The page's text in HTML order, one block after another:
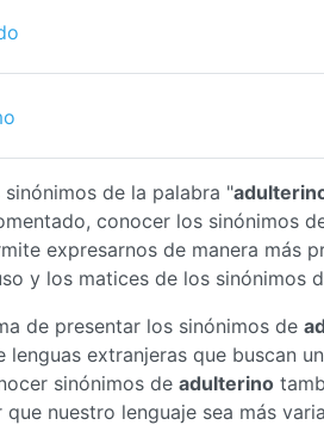
de la palabra "
conocer los sinónimos
expresarnos de manera más
y los matices de los sinónimos
de presentar los sinónimos de
lenguas extranjeras que buscan
sinónimos de adulterino
que nuestro lenguaje sea más